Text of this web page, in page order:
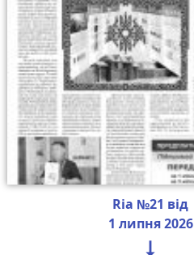
Ria №21 від
1 липня 2026